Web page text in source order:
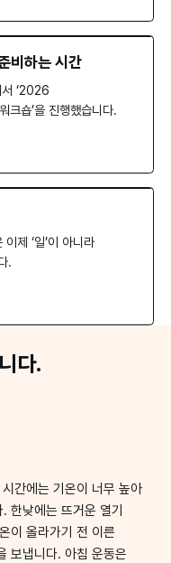
비하는 시간
‘2026
크숍’을 진행했습니다.
제 ‘일’이 아니라
.
다.
간에는 기온이 너무 높아
한낮에는 뜨거운 열기
이 올라가기 전 이른
보냅니다. 아침 운동은